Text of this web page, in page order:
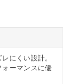
にくい設計。
ォーマンスに優